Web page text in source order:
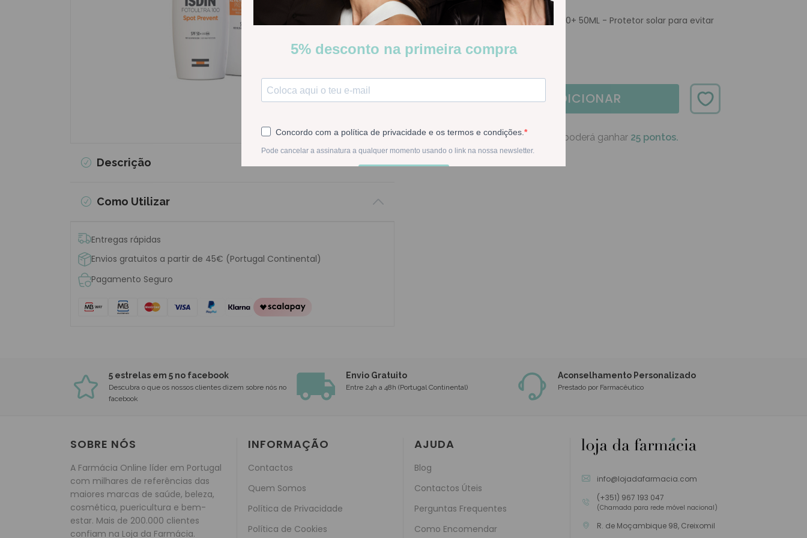
Descrição
Como Utilizar
Entregas rápidas
Envios gratuitos a partir de 45€ (Portugal Continental)
Pagamento Seguro
ISDIN FotoUltra SPOT PREVENT SPF50+ 50ML - Protetor solar para evitar
- 1 + ADICIONAR
Na compra deste produto poderá ganhar 25 pontos.
5 estrelas em 5 no facebook
Descubra o que os nossos clientes dizem sobre nós no
facebook
Envio Gratuito
Entre 24h a 48h (Portugal Continental)
Aconselhamento Personalizado
Prestado por Farmacêutico
SOBRE NÓS
A Farmácia Online líder em Portugal
com milhares de referências das
maiores marcas de saúde, beleza,
cosmética, puericultura e bem-
estar. Mais de 200.000 clientes
confiam na Loja da Farmácia.
INFORMAÇÃO
Contactos
Quem Somos
Política de Privacidade
Política de Cookies
AJUDA
Blog
Contactos Úteis
Perguntas Frequentes
Como Encomendar
info@lojadafarmacia.com
(+351) 967 193 047
(Chamada para rede móvel nacional)
R. de Moçambique 98, Creixomil